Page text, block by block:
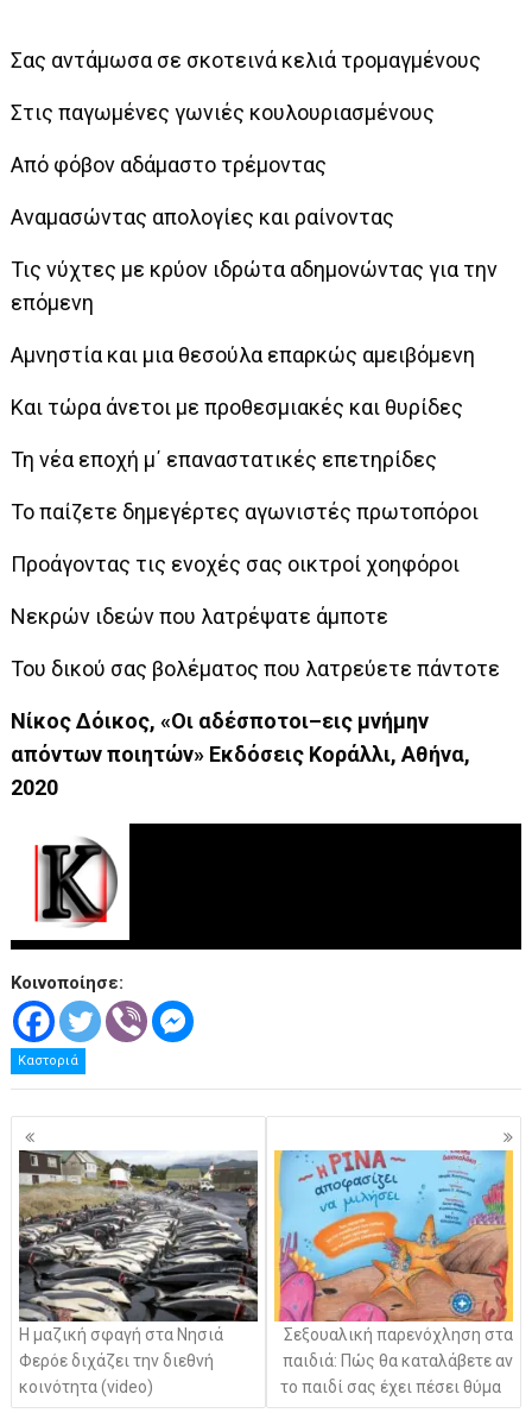
Σας αντάμωσα σε σκοτεινά κελιά τρομαγμένους
Στις παγωμένες γωνιές κουλουριασμένους
Από φόβον αδάμαστο τρέμοντας
Αναμασώντας απολογίες και ραίνοντας
Τις νύχτες με κρύον ιδρώτα αδημονώντας για την
επόμενη
Αμνηστία και μια θεσούλα επαρκώς αμειβόμενη
Και τώρα άνετοι με προθεσμιακές και θυρίδες
Τη νέα εποχή μ΄ επαναστατικές επετηρίδες
Το παίζετε δημεγέρτες αγωνιστές πρωτοπόροι
Προάγοντας τις ενοχές σας οικτροί χοηφόροι
Νεκρών ιδεών που λατρέψατε άμποτε
Του δικού σας βολέματος που λατρεύετε πάντοτε
Νίκος Δόικος, «Οι αδέσποτοι–εις μνήμην
απόντων ποιητών» Εκδόσεις Κοράλλι, Αθήνα,
2020
Κοινοποίησε:
Καστοριά
Πλοήγηση
άρθρων
Η μαζική σφαγή στα Νησιά
Φερόε διχάζει την διεθνή
κοινότητα (video)
Σεξουαλική παρενόχληση στα
παιδιά: Πώς θα καταλάβετε αν
το παιδί σας έχει πέσει θύμα